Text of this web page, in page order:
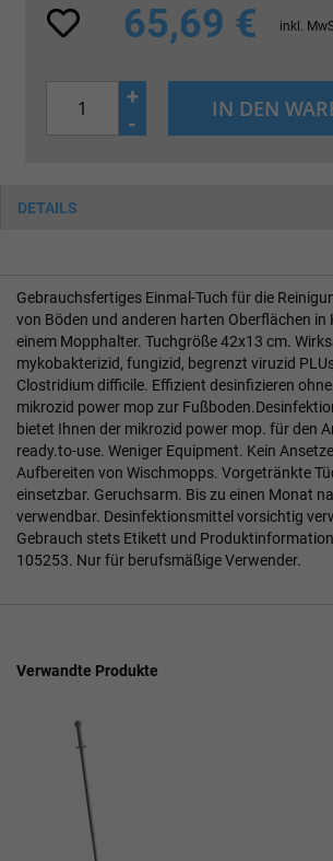
65,69 € inkl.
+
-
IN DEN
DETAILS
Gebrauchsfertiges Einmal-Tuch für die
von Böden und anderen harten Oberflächen
einem Mopphalter. Tuchgröße 42x13 cm.
mykobakterizid, fungizid, begrenzt viruzid
Clostridium difficile. Effizient desinfizieren
mikrozid power mop zur
bietet Ihnen der mikrozid power mop. für den
ready.to-use. Weniger Equipment. Kein
Aufbereiten von Wischmopps. Vorgetränkte
einsetzbar. Geruchsarm. Bis zu einen Monat
verwendbar. Desinfektionsmittel vorsichtig
Gebrauch stets Etikett und
105253. Nur für berufsmäßige Verwender.
Verwandte Produkte